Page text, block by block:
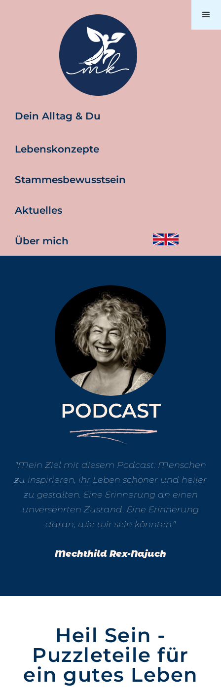
Dein Alltag & Du
Lebenskonzepte
Stammesbewusstsein
Aktuelles
Über mich
PODCAST
"Mein Ziel mit diesem Podcast: Menschen
zu inspirieren, ihr Leben schöner und heiler
zu gestalten. Eine Erinnerung an einen
unversehrten Zustand. Eine Erinnerung
daran, wie wir sein könnten."
Mechthild Rex-Najuch
Heil Sein -
Puzzleteile für
ein gutes Leben